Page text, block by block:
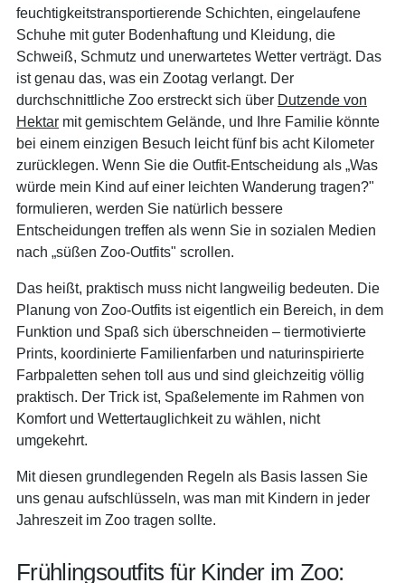
feuchtigkeitstransportierende Schichten, eingelaufene
Schuhe mit guter Bodenhaftung und Kleidung, die
Schweiß, Schmutz und unerwartetes Wetter verträgt. Das
ist genau das, was ein Zootag verlangt. Der
durchschnittliche Zoo erstreckt sich über Dutzende von
Hektar mit gemischtem Gelände, und Ihre Familie könnte
bei einem einzigen Besuch leicht fünf bis acht Kilometer
zurücklegen. Wenn Sie die Outfit-Entscheidung als „Was
würde mein Kind auf einer leichten Wanderung tragen?"
formulieren, werden Sie natürlich bessere
Entscheidungen treffen als wenn Sie in sozialen Medien
nach „süßen Zoo-Outfits" scrollen.
Das heißt, praktisch muss nicht langweilig bedeuten. Die
Planung von Zoo-Outfits ist eigentlich ein Bereich, in dem
Funktion und Spaß sich überschneiden – tiermotivierte
Prints, koordinierte Familienfarben und naturinspirierte
Farbpaletten sehen toll aus und sind gleichzeitig völlig
praktisch. Der Trick ist, Spaßelemente im Rahmen von
Komfort und Wettertauglichkeit zu wählen, nicht
umgekehrt.
Mit diesen grundlegenden Regeln als Basis lassen Sie
uns genau aufschlüsseln, was man mit Kindern in jeder
Jahreszeit im Zoo tragen sollte.
Frühlingsoutfits für Kinder im Zoo: